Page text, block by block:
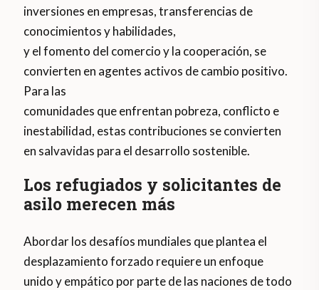
inversiones en empresas, transferencias de
conocimientos y habilidades,
y el fomento del comercio y la cooperación, se
convierten en agentes activos de cambio positivo.
Para las
comunidades que enfrentan pobreza, conflicto e
inestabilidad, estas contribuciones se convierten
en salvavidas para el desarrollo sostenible.
Los refugiados y solicitantes de
asilo merecen más
Abordar los desafíos mundiales que plantea el
desplazamiento forzado requiere un enfoque
unido y empático por parte de las naciones de todo